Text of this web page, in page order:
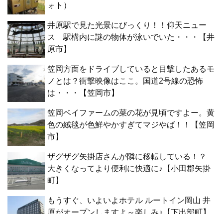
ォト）
井原駅で見た光景にびっくり！！仰天ニュー
ス 駅構内に謎の物体が泳いでいた・・・【井
原市】
笠岡方面をドライブしていると目撃したあるモ
ノとは？衝撃映像はここ。国道2号線の恐怖
は・・・【笠岡市】
笠岡ベイファームの菜の花が見頃ですよー。黄
色の絨毯が色鮮やかすぎてマジやば！！【笠岡
市】
ザグザグ矢掛店さんが隣に移転している！？
大きくなってより便利に快適に♪【小田郡矢掛
町】
もうすぐ、いよいよホテル ルートイン岡山 井
原がオープンしますよ～楽しみ♪【下出部町】